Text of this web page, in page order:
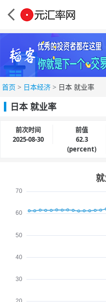
首页 > 日本经济 > 日本 就业率
日本 就业率
前次时间
2025-08-30
前值
62.3
(percent)